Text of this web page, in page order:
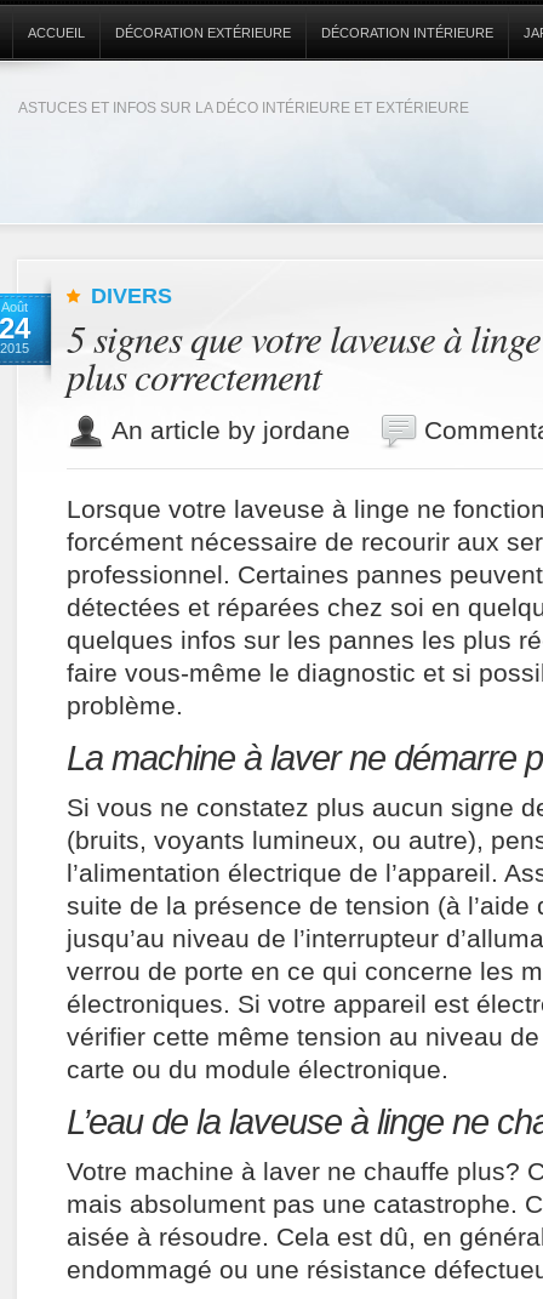
ASTUCES ET INFOS SUR LA DÉCO INTÉRIEURE ET EXTÉRIEURE
ACCUEIL DÉCORATION EXTÉRIEURE DÉCORATION INTÉRIEURE
Août
24
2015
DIVERS
5 signes que votre laveuse à
plus correctement
An article by jordane
Lorsque votre laveuse à linge ne
forcément nécessaire de recourir aux
professionnel. Certaines pannes
détectées et réparées chez soi en
quelques infos sur les pannes les plus
faire vous-même le diagnostic et si
problème.
La machine à laver ne démarre
Si vous ne constatez plus aucun signe
(bruits, voyants lumineux, ou autre),
l’alimentation électrique de l’appareil.
suite de la présence de tension (à l’aide
jusqu’au niveau de l’interrupteur
verrou de porte en ce qui concerne les
électroniques. Si votre appareil est
vérifier cette même tension au niveau
carte ou du module électronique.
L’eau de la laveuse à linge ne
Votre machine à laver ne chauffe plus?
mais absolument pas une catastrophe.
aisée à résoudre. Cela est dû, en
endommagé ou une résistance